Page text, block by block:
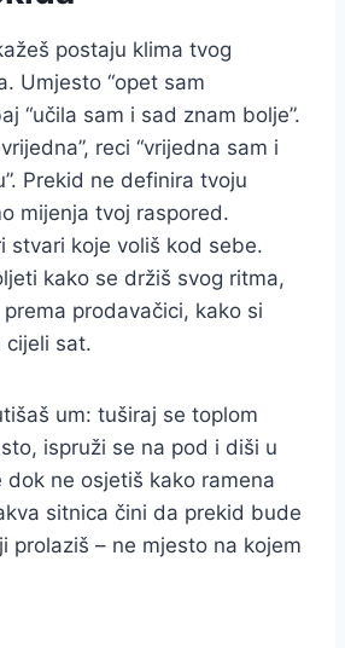
postaju klima tvog
Umjesto “opet sam
“učila sam i sad znam bolje”.
reci “vrijedna sam i
Prekid ne definira tvoju
mijenja tvoj raspored.
stvari koje voliš kod sebe.
kako se držiš svog ritma,
prodavačici, kako si
cijeli sat.
um: tuširaj se toplom
ispruži se na pod i diši u
ne osjetiš kako ramena
sitnica čini da prekid bude
prolaziš – ne mjesto na kojem